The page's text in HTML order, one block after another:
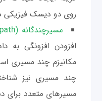
روی دو دیسک فیزیکی
مسیرچندگانه (Multipath):
افزودن افزونگی به
مکانیزم چند مسیری
مسیرهای متعدد برای